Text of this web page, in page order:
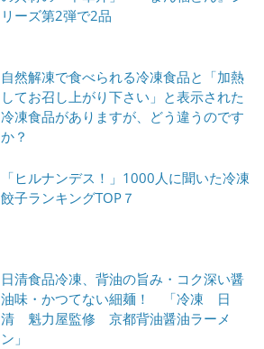
リーズ第2弾で2品
自然解凍で食べられる冷凍食品と「加熱
してお召し上がり下さい」と表示された
冷凍食品がありますが、どう違うのです
か？
「ヒルナンデス！」1000人に聞いた冷凍
餃子ランキングTOP７
日清食品冷凍、背油の旨み・コク深い醤
油味・かつてない細麺！ 「冷凍 日
清 魁力屋監修 京都背油醤油ラーメ
ン」